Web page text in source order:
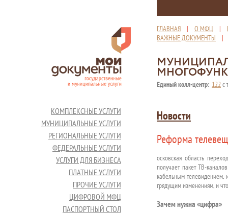
ГЛАВНАЯ | О МФЦ |
ВАЖНЫЕ ДОКУМЕНТЫ
Единый колл-центр: 122с
КОМПЛЕКСНЫЕ УСЛУГИ
МУНИЦИПАЛЬНЫЕ УСЛУГИ
РЕГИОНАЛЬНЫЕ УСЛУГИ
ФЕДЕРАЛЬНЫЕ УСЛУГИ
УСЛУГИ ДЛЯ БИЗНЕСА
ПЛАТНЫЕ УСЛУГИ
ПРОЧИЕ УСЛУГИ
ЦИФРОВОЙ МФЦ
ПАСПОРТНЫЙ СТОЛ
Новости
Реформа
осковская область
получает пакет ТВ-
кабельным телевидением,
грядущим изменениям, и
Зачем нужна «цифра»